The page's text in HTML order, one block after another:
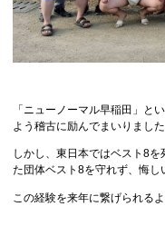
「ニューノーマル早稲田」と
よう稽古に励んでまいりました
しかし、東日本ではベスト8
た団体ベスト8を守れず、悔し
この経験を来年に繋げられる